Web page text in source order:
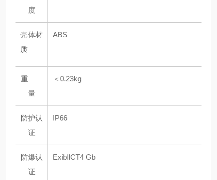
度
壳体材
质
ABS
重
量
＜0.23kg
防护认
证
IP66
防爆认
证
ExibⅡCT4 Gb